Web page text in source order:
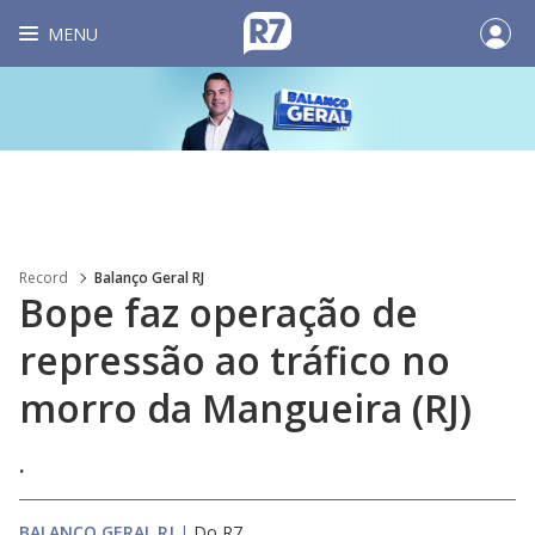
MENU
Record Balanço Geral RJ
Bope faz operação de
repressão ao tráfico no
morro da Mangueira (RJ)
.